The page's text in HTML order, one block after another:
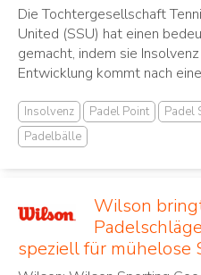
Die Tochtergesellschaft
United (SSU) hat einen
gemacht, indem sie
Entwicklung kommt nach
Insolvenz Padel Point Padel
Padelbälle
Wilson
speziell für